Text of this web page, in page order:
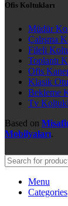
Ofis Koltukları
Müdür
Çalışma
Fileli
Toplantı
Ofis
Klasik
Bekleme
Tv
Based on
Mobilyaları.
Menu
Categories